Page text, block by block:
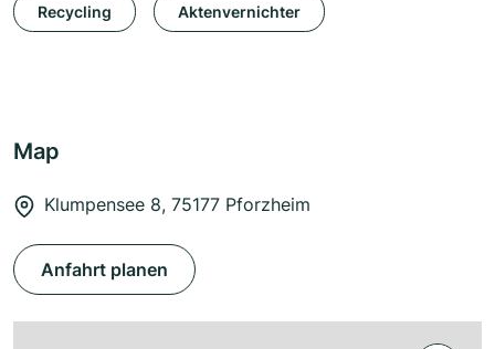
Recycling Aktenvernichter
Map
Klumpensee 8, 75177 Pforzheim
Anfahrt planen